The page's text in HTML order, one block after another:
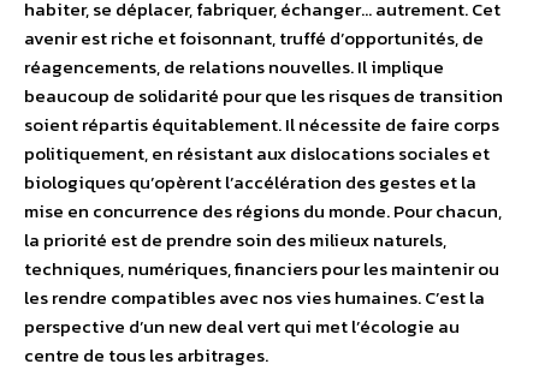
habiter, se déplacer, fabriquer, échanger… autrement. Cet
avenir est riche et foisonnant, truffé d’opportunités, de
réagencements, de relations nouvelles. Il implique
beaucoup de solidarité pour que les risques de transition
soient répartis équitablement. Il nécessite de faire corps
politiquement, en résistant aux dislocations sociales et
biologiques qu’opèrent l’accélération des gestes et la
mise en concurrence des régions du monde. Pour chacun,
la priorité est de prendre soin des milieux naturels,
techniques, numériques, financiers pour les maintenir ou
les rendre compatibles avec nos vies humaines. C’est la
perspective d’un new deal vert qui met l’écologie au
centre de tous les arbitrages.